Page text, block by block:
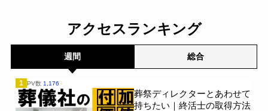
アクセスランキング
週間 総合
1 PV数 1,176
葬祭ディレクターとあわせて
持ちたい｜終活士の取得方法